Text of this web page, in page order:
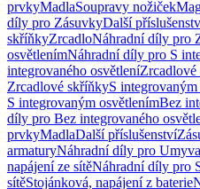
prvkyMadlaSoupravy nožiček
díly pro ZásuvkyDalší
skříňkyZrcadloNáhradní díly pro
osvětlenímNáhradní díly pro S
integrovaného osvětlení
Zrcadlové skříňkyS
S integrovaným osvětlenímBez
díly pro Bez integrovaného
prvkyMadlaDalší příslušenství
armaturyNáhradní díly pro
napájení ze sítěNáhradní díly pro
sítěStojánková, napájení z baterie